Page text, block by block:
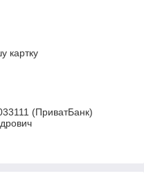
картку
(ПриватБанк)